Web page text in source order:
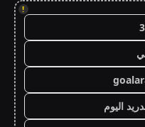
!
اليوم